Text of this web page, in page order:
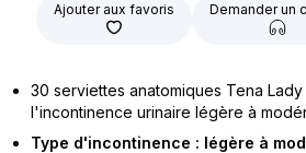
Ajouter aux favoris Demander un
30 serviettes anatomiques Tena Lady
l'incontinence urinaire légère à
Type d'incontinence : légère à